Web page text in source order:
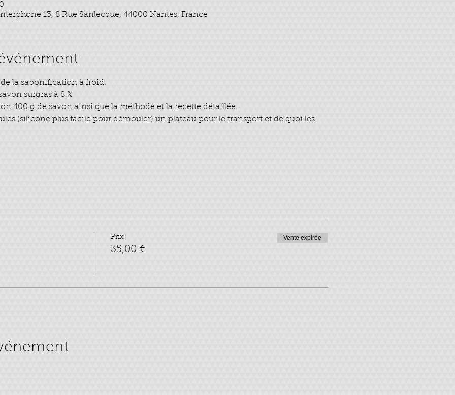
13, 8 Rue Sanlecque, 44000 Nantes, France
la saponification à froid.
surgras à 8 %
400 g de savon ainsi que la méthode et la recette détaillée.
(silicone plus facile pour démouler) un plateau pour le transport et de quoi les
Prix
35,00 €
Vente expirée